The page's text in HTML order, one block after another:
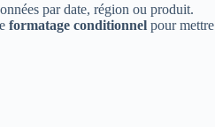
par date, région ou produit.
formatage conditionnel pour mettre